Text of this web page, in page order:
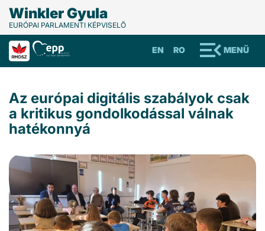
Winkler Gyula
EURÓPAI PARLAMENTI KÉPVISELŐ
MENÜ
RO
EN
Az európai digitális szabályok csak
a kritikus gondolkodással válnak
hatékonnyá